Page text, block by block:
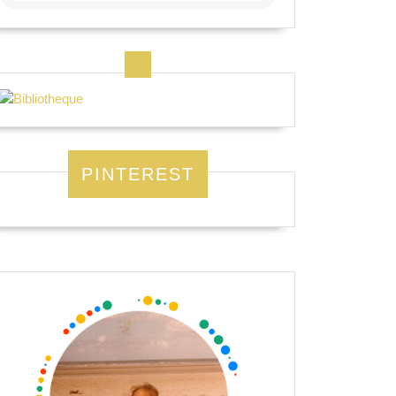
PINTEREST